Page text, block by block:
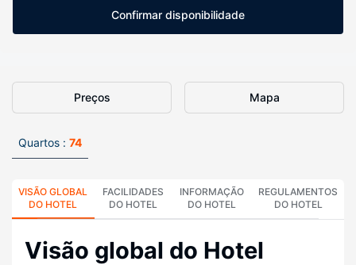
Confirmar disponibilidade
Preços Mapa
Quartos : 74
VISÃO GLOBAL
DO HOTEL
FACILIDADES
DO HOTEL
INFORMAÇÃO
DO HOTEL
REGULAMENTOS
DO HOTEL
Visão global do Hotel